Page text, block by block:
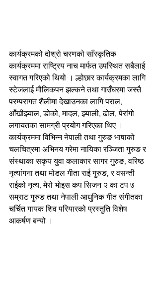
कार्यक्रमको दोश्रो चरणको साँस्कृतिक
कार्यक्रममा राष्ट्रिय नाच मार्फत उपस्थित सबैलाई
स्वागत गरिएको थियो । ल्होछार कार्यक्रमका लागि
स्टेजलाई मौलिकपन झल्कने तथा गाउँघरमा जस्तै
परम्परागत शैलीमा देखाउनका लागि पराल,
आँखीझ्याल, डोको, मादल, झ्याली, ढोल, पेरांगो
लगायतका सामग्री प्रयोग गरिएका थिए ।
कार्यक्रममा विभिन्न नेपाली तथा गुरुङ भाषाको
चलचित्रमा अभिनय गरेमा नायिका रञ्जिता गुरुङ र
संस्थाका सकृय युवा कलाकार सागर गुरुङ, वरिष्ठ
नृत्यांगना तथा मोडल गीता राई गुरुङ, र वसन्ती
राईको नृत्य, मेरो भोइस कप सिजन २ का टप ७
सम्राट गुरुङ तथा नेपाली आधुनिक गीत संगीतका
चर्चित गायक शिव परियारको प्रस्तुति विशेष
आकर्षण बन्यो ।